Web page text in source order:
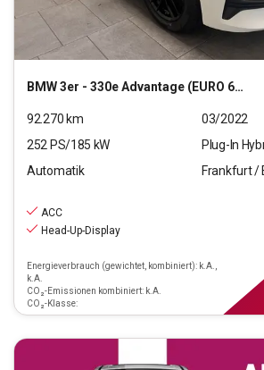
BMW3er - 330e Advantage (EURO 6d)(OPF)
92.270 km
03/2022
252 PS/185 kW
Plug-In
Automatik
Frankfurt /
ACC
Head-Up-Display
Energieverbrauch (gewichtet, kombiniert): k.A.,
k.A.
CO₂-Emissionen kombiniert: k.A.
CO₂-Klasse: